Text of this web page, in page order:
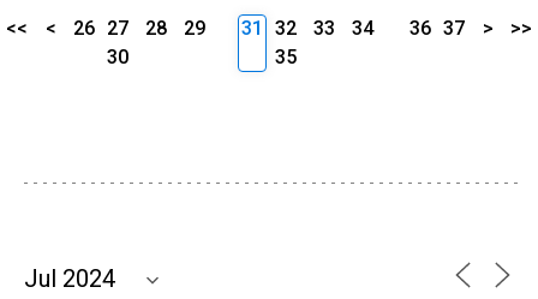
<< < 26 27 28
29
30
31 32 33
34
35
36 37 > >>